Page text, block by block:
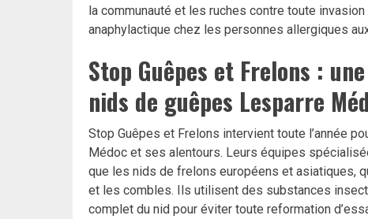
la communauté et les ruches contre toute
anaphylactique chez les personnes allergiques
Stop Guêpes et Frelons :
nids de guêpes Lesparre
Stop Guêpes et Frelons intervient toute l’année
Médoc et ses alentours. Leurs équipes
que les nids de frelons européens et asiatiques,
et les combles. Ils utilisent des substances
complet du nid pour éviter toute reformation